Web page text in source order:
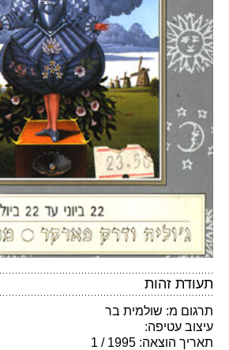
תעודת זהות
תרגום מ: שולמית בר
עיצוב עטיפה:
תאריך הוצאה: 1995 / 1